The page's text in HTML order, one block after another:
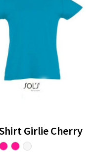
Girlie Cherry